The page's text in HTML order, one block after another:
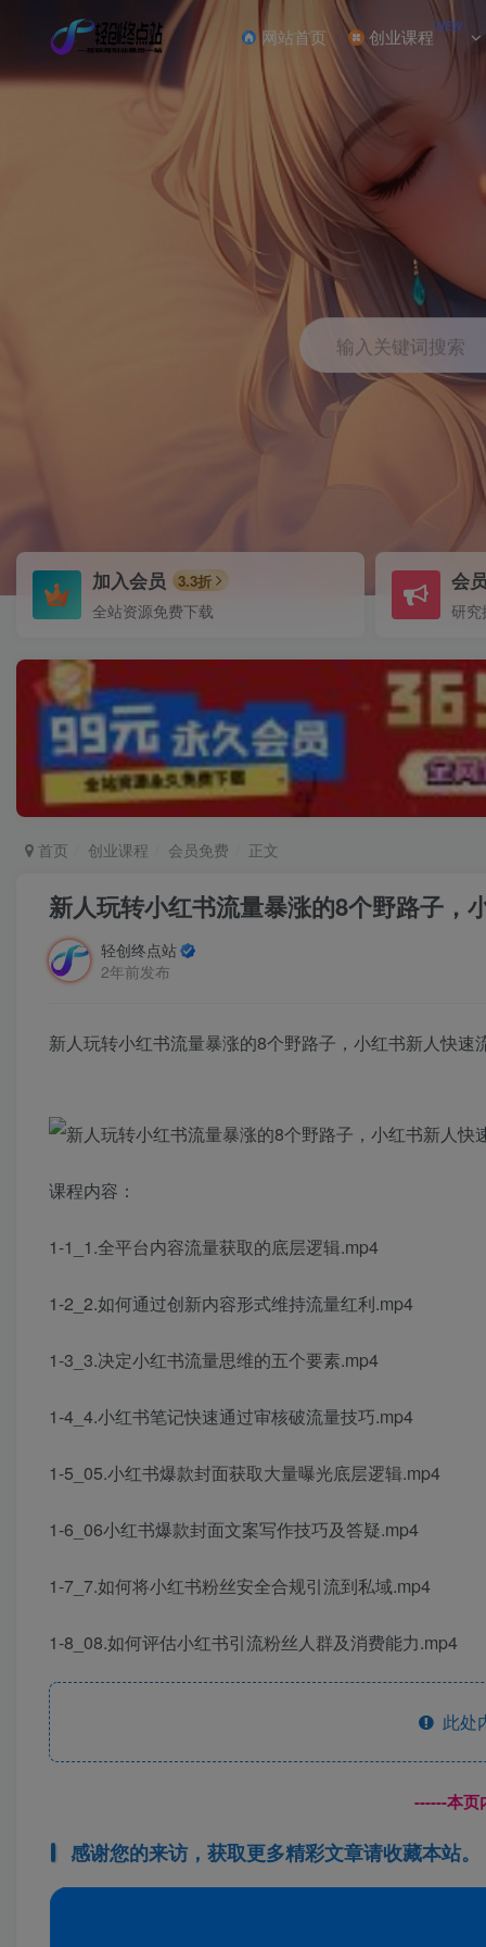
网站首页 创业课程 NEW
输入关键词搜索
加入会员 3.3折
全站资源免费下载
会
研究
首页 创业课程 会员免费 正文
新人玩转小红书流量暴涨的8个野路子，
轻创终点站
2年前发布
新人玩转小红书流量暴涨的8个野路子，小红书新人快速
课程内容：
1-1_1.全平台内容流量获取的底层逻辑.mp4
1-2_2.如何通过创新内容形式维持流量红利.mp4
1-3_3.决定小红书流量思维的五个要素.mp4
1-4_4.小红书笔记快速通过审核破流量技巧.mp4
1-5_05.小红书爆款封面获取大量曝光底层逻辑.mp4
1-6_06小红书爆款封面文案写作技巧及答疑.mp4
1-7_7.如何将小红书粉丝安全合规引流到私域.mp4
1-8_08.如何评估小红书引流粉丝人群及消费能力.mp4
此处
------本页
感谢您的来访，获取更多精彩文章请收藏本站。